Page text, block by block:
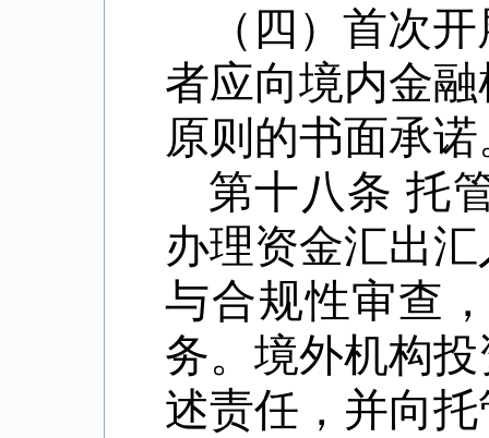
（四）首次
者应向境内金
原则的书面承诺
第十八条 托
办理资金汇出
与合规性审查
务。境外机构
述责任，并向